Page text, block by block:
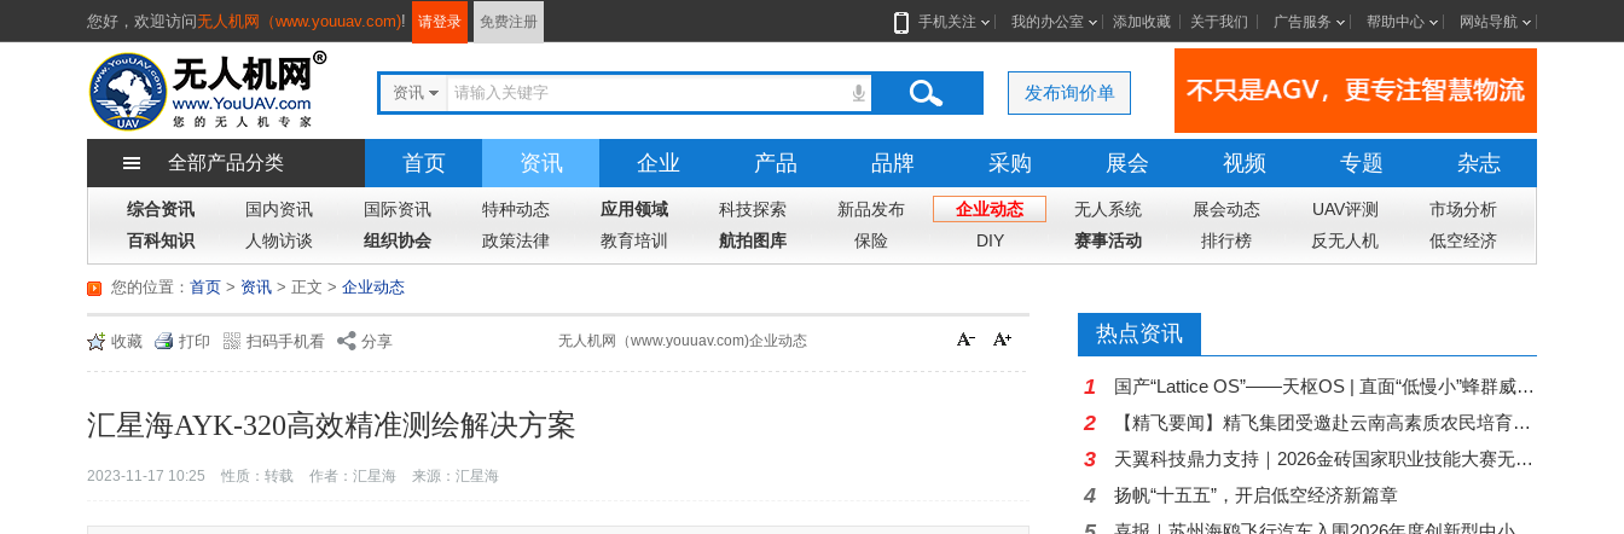
您好， 欢迎访问无人机网（www.youuav.com)! 请登录 免费注册 手机关注 我的办公室 添加收藏 关于我们 广告服务 帮助中心 网站导航
资讯 发布询价单
全部产品分类 首页 资讯 企业 产品 品牌 采购 展会 视频 专题 杂志
综合资讯 国内资讯 国际资讯 特种动态 应用领域 科技探索 新品发布 企业动态 无人系统 展会动态 UAV评测
市场分析
百科知识
人物访谈 组织协会 政策法律 教育培训 航拍图库 保险 DIY 赛事活动 排行榜 反无人机 低空经济
您的位置： 首页 > 资讯 > 企业动态
> 正文
收藏 打印 扫码手机看 分享 无人机网（www.youuav.com)企业动态
汇星海AYK-320高效精准测绘解决方案
2023-11-17 10:25 性质：转载 作者：汇星海 来源：汇星海
热点资讯
1 国产“Lattice OS”——天枢OS | 直面“低慢小”蜂群威胁，以群反群重塑低空防御体系
2 【精飞要闻】精飞集团受邀赴云南高素质农民培育项目管理人员培训班授课 共探低空经济赋能智慧农业人才培育新路径
3 天翼科技鼎力支持｜2026金砖国家职业技能大赛无人机系统开发与应用赛项线上宣讲会重磅启幕
4 扬帆“十五五”，开启低空经济新篇章